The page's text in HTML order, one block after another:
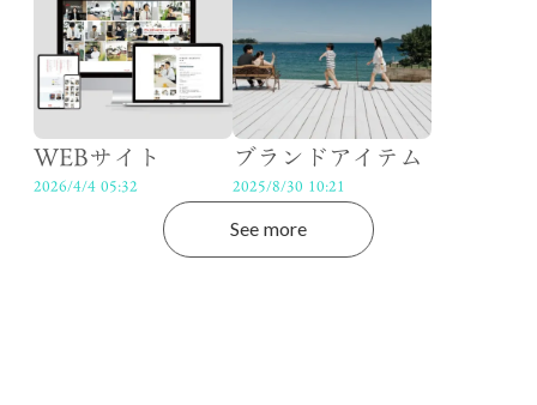
WEBサイト
2026/4/4 05:32
ブランドアイテム
2025/8/30 10:21
See more